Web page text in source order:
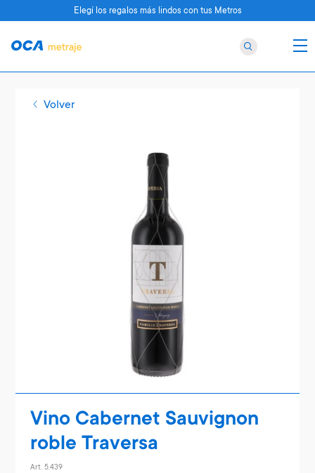
Volver
Vino Cabernet Sauvignon
roble Traversa
Art. 5.439
Elegí los regalos más lindos con tus Metros